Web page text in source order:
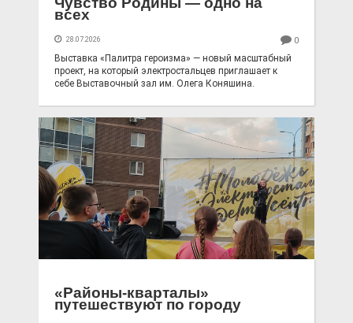
всех
28.07.2026 0
Выставка «Палитра героизма» — новый масштабный
проект, на который электростальцев приглашает к
себе Выставочный зал им. Олега Коняшина.
«Районы-кварталы»
путешествуют по городу